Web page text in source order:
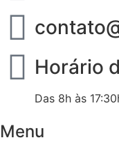
Horário
Das 8h às
Menu